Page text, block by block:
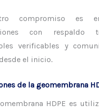
compromiso es
con respaldo
verificables y
el inicio.
de la geomembrana
HDPE es